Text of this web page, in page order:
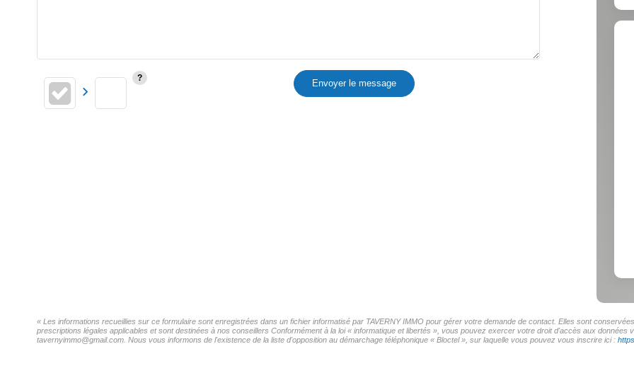
Envoyer le message
« Les informations recueillies sur ce formulaire sont enregistrées dans un fichier informatisé par TAVERNY IMMO pour gérer votre demande de contact. Elles sont
prescriptions légales applicables et sont destinées à nos conseillers Conformément à la loi « informatique et libertés », vous pouvez exercer votre droit d'accès aux données
tavernyimmo@gmail.com. Nous vous informons de l'existence de la liste d'opposition au démarchage téléphonique « Bloctel », sur laquelle vous pouvez vous inscrire ici :